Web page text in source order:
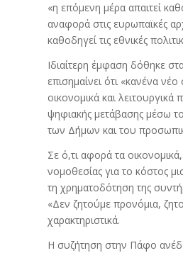
«η επόμενη μέρα απαιτεί
αναφορά στις ευρωπαϊκές
καθοδηγεί τις εθνικές
Ιδιαίτερη έμφαση δόθηκε
επισημαίνει ότι «κανένα
οικονομικά και
ψηφιακής μετάβασης μέσω
των Δήμων και του
Σε ό,τι αφορά τα
νομοθεσίας για το κόστος
τη χρηματοδότηση της
«Δεν ζητούμε προνόμια,
χαρακτηριστικά.
Η συζήτηση στην Πάφο